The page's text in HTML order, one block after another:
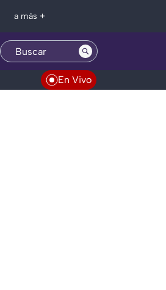
a más +
En Vivo